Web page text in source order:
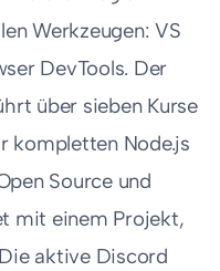
Werkzeugen: VS
DevTools. Der
über sieben Kurse
kompletten Node.js
Source und
mit einem Projekt,
aktive Discord